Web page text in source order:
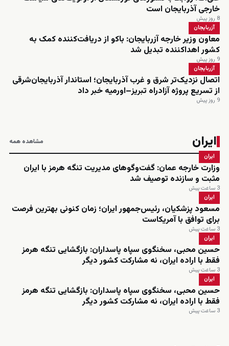
خارجی آذربایجان است
8 روز پیش
آزربایجان
معاون وزیر خارجه آزربایجان: باکو از دریافت‌کننده کمک به
کشور اهداکننده تبدیل شد
9 روز پیش
آزربایجان
اتصال نزدیک‌تر شرق و غرب آذربایجان؛ استاندار آذربایجان‌شرقی
از تسریع پروژه آزادراه تبریز–اورمیه خبر داد
9 روز پیش
ایران مشاهده همه
ایران
وزارت خارجه عمان: گفت‌وگوهای مدیریت تنگه هرمز با ایران
مثبت و سازنده توصیف شد
3 ساعت پیش
ایران
مسعود پزشکیان، رئیس‌جمهور ایران؛ زمان کنونی بهترین فرصت
برای توافق با آمریکاست
3 ساعت پیش
ایران
حسین محبی، سخنگوی سپاه پاسداران: بازگشایی تنگه هرمز
فقط با اراده ایران، نه مشارکت کشور دیگر
3 ساعت پیش
ایران
حسین محبی، سخنگوی سپاه پاسداران: بازگشایی تنگه هرمز
فقط با اراده ایران، نه مشارکت کشور دیگر
3 ساعت پیش